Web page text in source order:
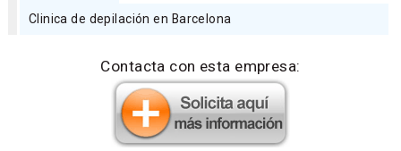
Clinica de depilación en Barcelona
Contacta con esta empresa: